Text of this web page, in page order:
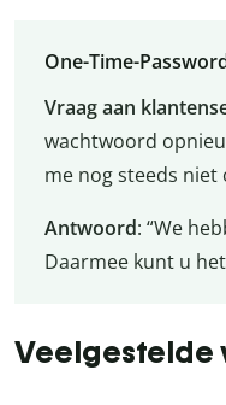
One-Time-
Vraag aan
wachtwoord
me nog steeds niet
Antwoord: “We
Daarmee kunt u
Veelgestelde